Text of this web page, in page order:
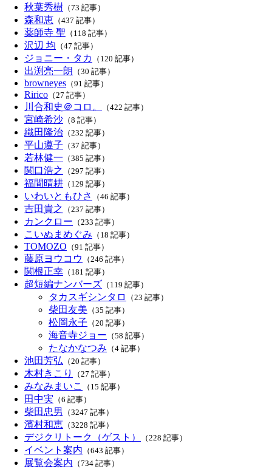
秋葉秀樹 （73 記事）
森和恵 （437 記事）
薬師寺 聖 （118 記事）
沢辺 均 （47 記事）
ジョニー・タカ （120 記事）
出渕亮一朗 （30 記事）
browneyes （91 記事）
Ririco （27 記事）
川合和史＠コロ。 （422 記事）
宮崎希沙 （8 記事）
織田隆治 （232 記事）
平山遵子 （37 記事）
若林健一 （385 記事）
関口浩之 （297 記事）
福間晴耕 （129 記事）
いわいともひさ （46 記事）
吉田貴之 （237 記事）
カンクロー （233 記事）
こいぬまめぐみ （18 記事）
TOMOZO （91 記事）
藤原ヨウコウ （246 記事）
関根正幸 （181 記事）
超短編ナンバーズ （119 記事）
タカスギシンタロ （23 記事）
柴田友美 （35 記事）
松岡永子 （20 記事）
海音寺ジョー （58 記事）
たなかなつみ （4 記事）
池田芳弘 （20 記事）
木村きこり （27 記事）
みなみまいこ （15 記事）
田中実 （6 記事）
柴田忠男 （3247 記事）
濱村和恵 （3228 記事）
デジクリトーク（ゲスト） （228 記事）
イベント案内 （643 記事）
展覧会案内 （734 記事）